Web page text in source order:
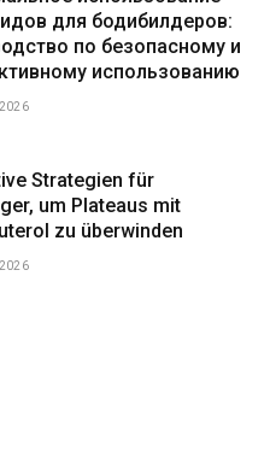
для бодибилдеров:
по безопасному и
использованию
Strategien für
um Plateaus mit
zu überwinden